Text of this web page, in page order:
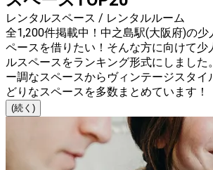
レンタルスペース / レンタルルーム
全1,200件掲載中！中之島駅(大阪府)の少
ペースを借りたい！そんな方に向けて少
ルスペースをランキング形式にしました
ー調なスペースからヴィンテージスタイ
どりなスペースを多数まとめています！
(続く)